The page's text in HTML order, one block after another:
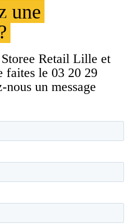
une
Retail Lille et
faites le 03 20 29
nous un message